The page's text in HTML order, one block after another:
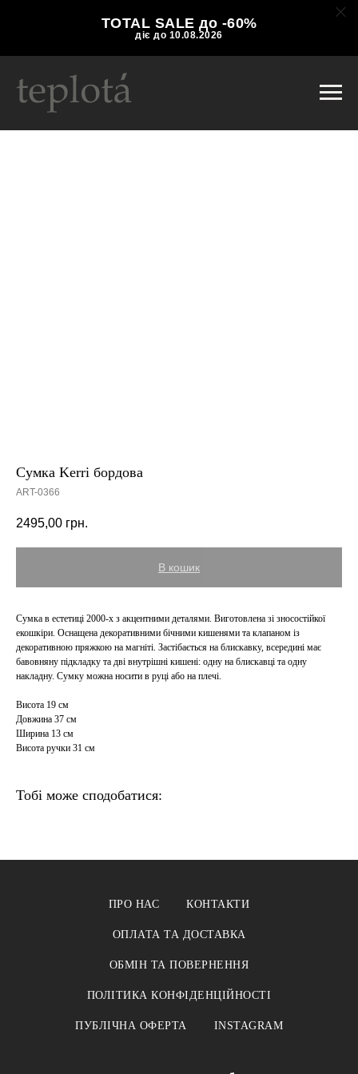
TOTAL SALE до -60%
діє до 10.08.2026
Сумка Kerri бордова
ART-0366
2495,00 грн.
В кошик
Сумка в естетиці 2000-х з акцентними деталями. Виготовлена зі зносостійкої
екошкіри. Оснащена декоративними бічними кишенями та клапаном із
декоративною пряжкою на магніті. Застібається на блискавку, всередині має
бавовняну підкладку та дві внутрішні кишені: одну на блискавці та одну
накладну. Сумку можна носити в руці або на плечі.
Висота 19 см
Довжина 37 см
Ширина 13 см
Висота ручки 31 см
Тобі може сподобатися:
ПРО НАС КОНТАКТИ
ОПЛАТА ТА ДОСТАВКА
ОБМІН ТА ПОВЕРНЕННЯ
ПОЛІТИКА КОНФІДЕНЦІЙНОСТІ
ПУБЛІЧНА ОФЕРТА INSTAGRAM